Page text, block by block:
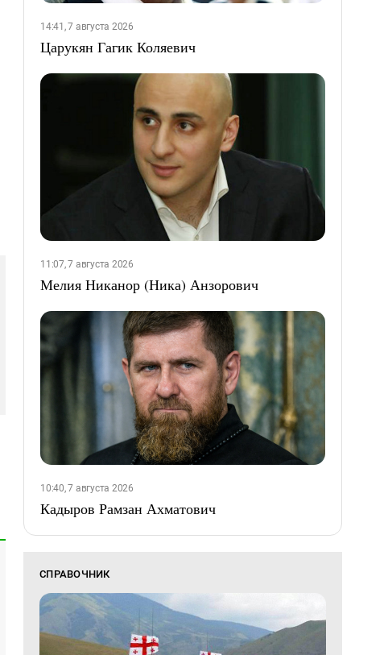
14:41, 7 августа 2026
Царукян Гагик Коляевич
11:07, 7 августа 2026
Мелия Никанор (Ника) Анзорович
10:40, 7 августа 2026
Кадыров Рамзан Ахматович
СПРАВОЧНИК